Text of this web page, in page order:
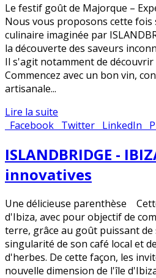
Le festif goût de Majorque –
Nous vous proposons cette fois
culinaire imaginée par
la découverte des saveurs
Il s'agit notamment de découvrir
Commencez avec un bon vin,
artisanale...
Lire la suite
Facebook Twitter LinkedIn
ISLANDBRIDGE -
innovatives
Une délicieuse parenthèse
d'Ibiza, avec pour objectif de
terre, grâce au goût puissant de
singularité de son café local et
d'herbes. De cette façon, les
nouvelle dimension de l'île